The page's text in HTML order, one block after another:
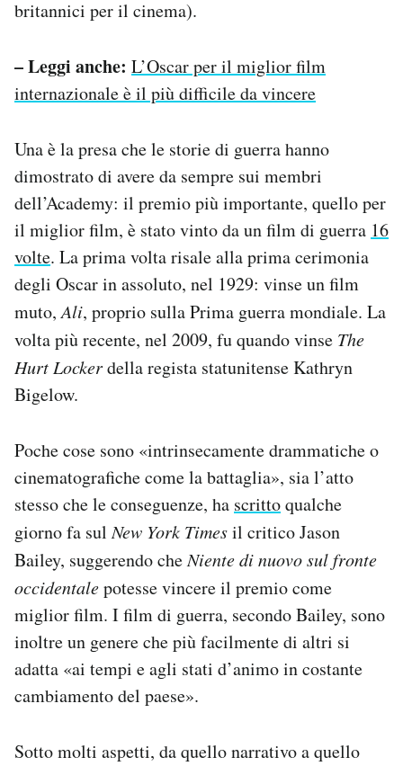
britannici per il cinema).
– Leggi anche: L’Oscar per il miglior film
internazionale è il più difficile da vincere
Una è la presa che le storie di guerra hanno
dimostrato di avere da sempre sui membri
dell’Academy: il premio più importante, quello per
il miglior film, è stato vinto da un film di guerra 16
volte. La prima volta risale alla prima cerimonia
degli Oscar in assoluto, nel 1929: vinse un film
muto,Ali, proprio sulla Prima guerra mondiale. La
volta più recente, nel 2009, fu quando vinse The
Hurt Lockerdella regista statunitense Kathryn
Bigelow.
Poche cose sono «intrinsecamente drammatiche o
cinematografiche come la battaglia», sia l’atto
stesso che le conseguenze, ha scrittoqualche
giorno fa sulNew York Timesil critico Jason
Bailey, suggerendo cheNiente di nuovo sul fronte
occidentalepotesse vincere il premio come
miglior film. I film di guerra, secondo Bailey, sono
inoltre un genere che più facilmente di altri si
adatta «ai tempi e agli stati d’animo in costante
cambiamento del paese».
Sotto molti aspetti, da quello narrativo a quello